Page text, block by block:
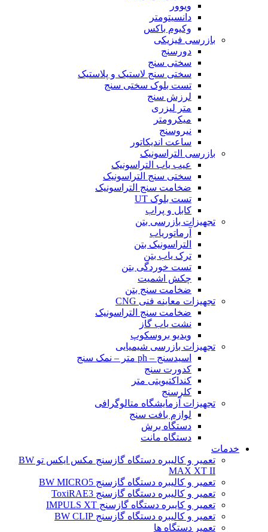
ویوور
دانسیتومتر
وکیوم باکس
بازرسی فیزیکی
دورسنج
سختی سنج
سختی سنج لاستیک و پلاستیک
تست بلوک سختی سنج
لرزش سنج
متر لیزری
میکرومتر
نیروسنج
ساعت اندیکاتور
بازرسی التراسونیک
عیب یاب التراسونیک
سختی سنج التراسونیک
ضخامت سنج التراسونیک
تست بلوک UT
کابل و پراب
تجهیزات بازرسی بتن
آرماتوریاب
التراسونیک بتن
ترک یاب بتن
تست خوردگی بتن
چکش اشمیت
ضخامت سنج بتن
تجهیزات معاینه فنی CNG
ضخامت سنج التراسونیک
نشت یاب گاز
ویدیو بروسکوپ
تجهیزات بازرسی شیمیایی
اسیدسنج – ph متر – نمک سنج
کدورت سنج
کنداکتیویتی متر
کلرسنج
تجهیزات آزمایشگاه متالوگرافی
لوازم بافت سنج
دستگاه برش
دستگاه مانت
خدمات
تعمیر و کالیبره دستگاه گازسنج مکس ایکس تو BW
MAX XT II
تعمیر و کالیبره دستگاه گازسنج BW MICRO5
تعمیر و کالیبره دستگاه گازسنج ToxiRAE3
تعمیر و کایبره دستگاه گازسنج IMPULS XT
تعمیر و کالیبره دستگاه گازسنج BW CLIP
تعمیر دستگاه ها